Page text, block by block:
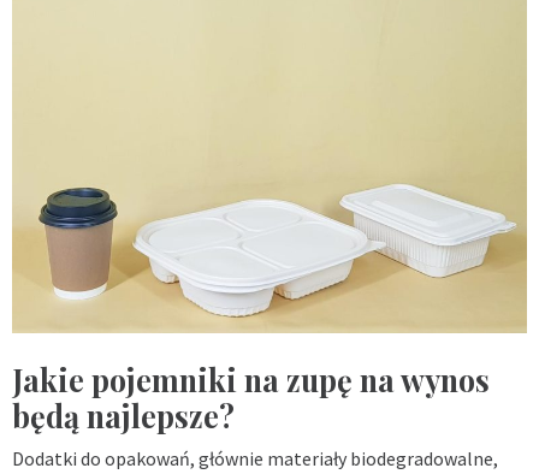
Jakie pojemniki na zupę na wynos
będą najlepsze?
Dodatki do opakowań, głównie materiały biodegradowalne,